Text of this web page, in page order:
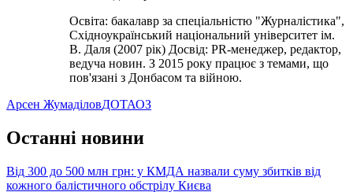
Освіта: бакалавр за спеціальністю "Журналістика",
Східноукраїнський національний університет ім.
В. Даля (2007 рік) Досвід: PR-менеджер, редактор,
ведуча новин. З 2015 року працює з темами, що
пов'язані з Донбасом та війною.
Арсен ЖумаділовДОТАОЗ
Останні новини
Від 300 до 500 млн грн: у КМДА назвали суму збитків від
кожного балістичного обстрілу Києва